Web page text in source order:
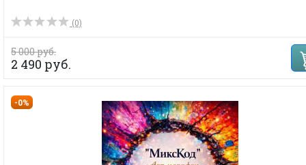
(0)
5 000 руб.
2 490 руб.
-0%